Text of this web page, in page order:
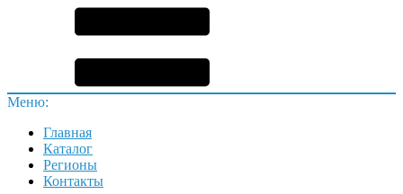
Меню:
Главная
Каталог
Регионы
Контакты